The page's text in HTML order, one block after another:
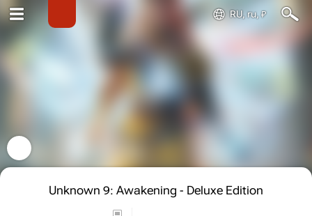
RU, ru, ₽
Unknown 9: Awakening - Deluxe Edition